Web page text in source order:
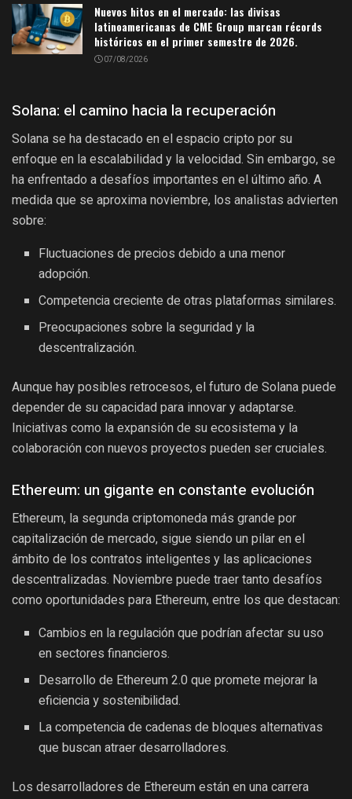
Nuevos hitos en el mercado: las divisas
latinoamericanas de CME Group marcan récords
históricos en el primer semestre de 2026.
07/08/2026
Solana: el camino hacia la recuperación
Solana se ha destacado en el espacio cripto por su
enfoque en la escalabilidad y la velocidad. Sin embargo, se
ha enfrentado a desafíos importantes en el último año. A
medida que se aproxima noviembre, los analistas advierten
sobre:
Fluctuaciones de precios debido a una menor
adopción.
Competencia creciente de otras plataformas similares.
Preocupaciones sobre la seguridad y la
descentralización.
Aunque hay posibles retrocesos, el futuro de Solana puede
depender de su capacidad para innovar y adaptarse.
Iniciativas como la expansión de su ecosistema y la
colaboración con nuevos proyectos pueden ser cruciales.
Ethereum: un gigante en constante evolución
Ethereum, la segunda criptomoneda más grande por
capitalización de mercado, sigue siendo un pilar en el
ámbito de los contratos inteligentes y las aplicaciones
descentralizadas. Noviembre puede traer tanto desafíos
como oportunidades para Ethereum, entre los que destacan:
Cambios en la regulación que podrían afectar su uso
en sectores financieros.
Desarrollo de Ethereum 2.0 que promete mejorar la
eficiencia y sostenibilidad.
La competencia de cadenas de bloques alternativas
que buscan atraer desarrolladores.
Los desarrolladores de Ethereum están en una carrera